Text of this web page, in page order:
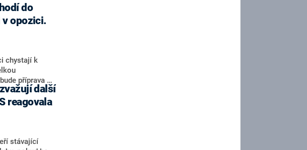
do
v opozici.
chystají k
příprava na
s novináři
zároveň v
Popsal i
političtí
„Je to
Ministři s
reagovala
stávající